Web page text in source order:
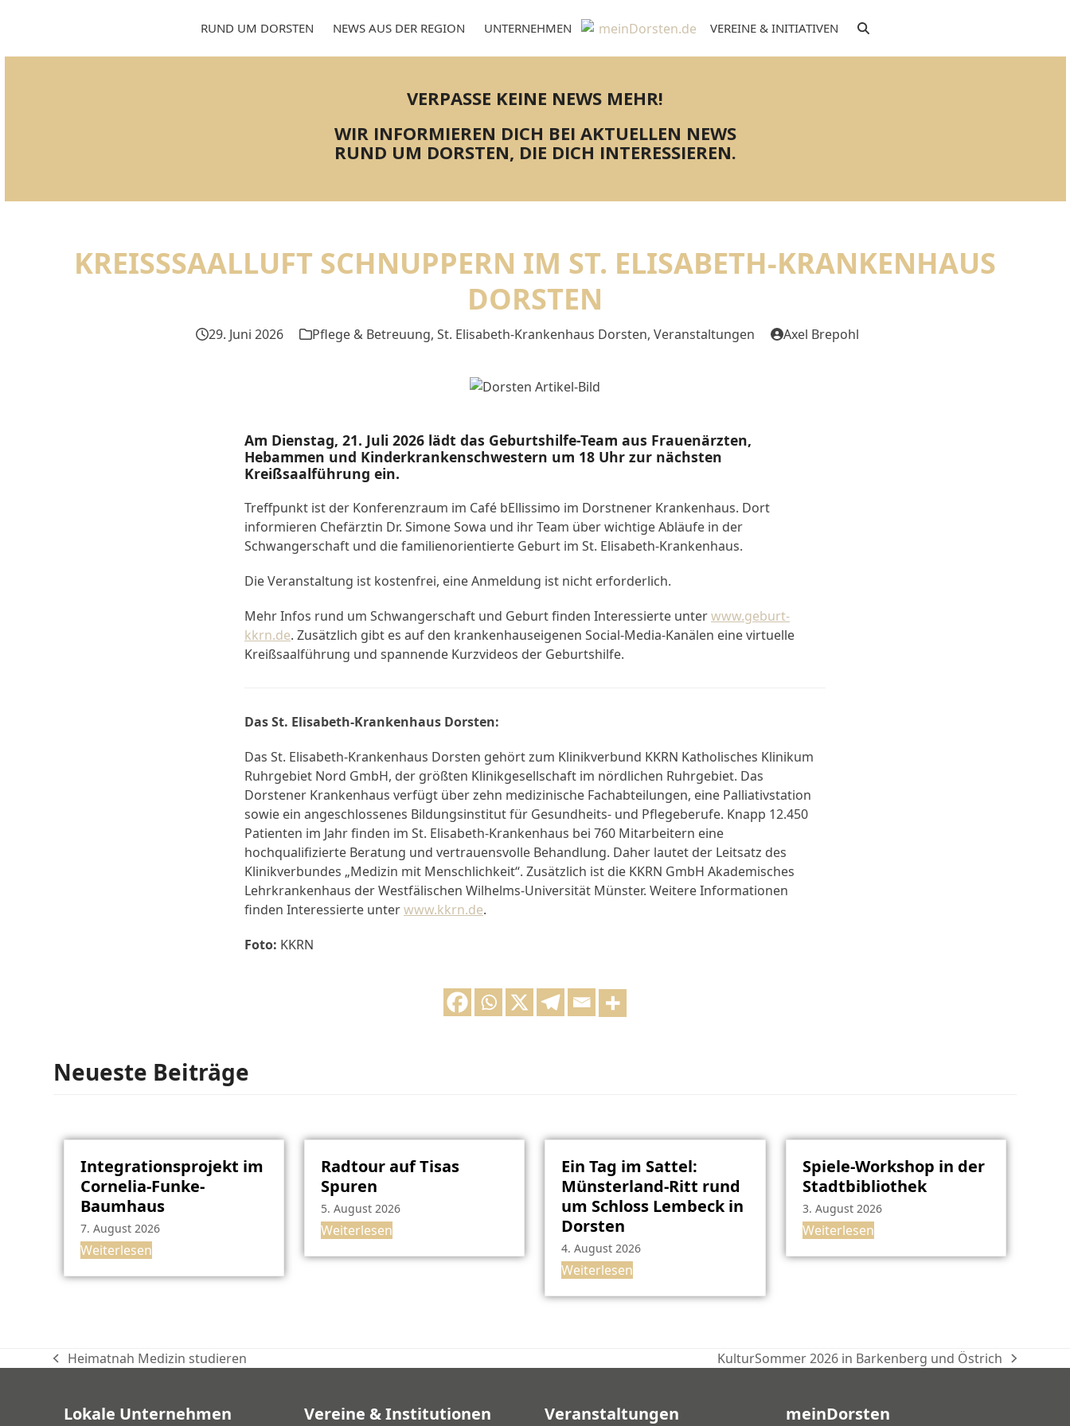
RUND UM DORSTEN NEWS AUS DER REGION UNTERNEHMEN VEREINE & INITIATIVEN
VERPASSE KEINE NEWS MEHR!
WIR INFORMIEREN DICH BEI AKTUELLEN NEWS
RUND UM DORSTEN, DIE DICH INTERESSIEREN.
KREISSSAALLUFT SCHNUPPERN IM ST. ELISABETH-KRANKENHAUS D
ORSTEN
29. Juni 2026 Pflege & Betreuung, St. Elisabeth-Krankenhaus Dorsten, Veranstaltungen Axel Brepohl
Am Dienstag, 21. Juli 2026 lädt das Geburtshilfe-Team aus Frauenärzten,
Hebammen und Kinderkrankenschwestern um 18 Uhr zur nächsten
Kreißsaalführung ein.
Treffpunkt ist der Konferenzraum im Café bEllissimo im Dorstnener Krankenhaus. Dort
informieren Chefärztin Dr. Simone Sowa und ihr Team über wichtige Abläufe in der
Schwangerschaft und die familienorientierte Geburt im St. Elisabeth-Krankenhaus.
Die Veranstaltung ist kostenfrei, eine Anmeldung ist nicht erforderlich.
Mehr Infos rund um Schwangerschaft und Geburt finden Interessierte unterwww.geburt-
kkrn.de. Zusätzlich gibt es auf den krankenhauseigenen Social-Media-Kanälen eine virtuelle
Kreißsaalführung und spannende Kurzvideos der Geburtshilfe.
Das St. Elisabeth-Krankenhaus Dorsten:
Das St. Elisabeth-Krankenhaus Dorsten gehört zum Klinikverbund KKRN Katholisches Klinikum
Ruhrgebiet Nord GmbH, der größten Klinikgesellschaft im nördlichen Ruhrgebiet. Das
Dorstener Krankenhaus verfügt über zehn medizinische Fachabteilungen, eine Palliativstation
sowie ein angeschlossenes Bildungsinstitut für Gesundheits- und Pflegeberufe. Knapp 12.450
Patienten im Jahr finden im St. Elisabeth-Krankenhaus bei 760 Mitarbeitern eine
hochqualifizierte Beratung und vertrauensvolle Behandlung. Daher lautet der Leitsatz des
Klinikverbundes „Medizin mit Menschlichkeit“. Zusätzlich ist die KKRN GmbH Akademisches
Lehrkrankenhaus der Westfälischen Wilhelms-Universität Münster. Weitere Informationen
finden Interessierte unterwww.kkrn.de.
Foto: KKRN
Neueste Beiträge
Integrationsprojekt im
Cornelia-Funke-
Baumhaus
7. August 2026
Weiterlesen
Radtour auf Tisas
Spuren
5. August 2026
Weiterlesen
Ein Tag im Sattel:
Münsterland-Ritt rund
um Schloss Lembeck in
Dorsten
4. August 2026
Weiterlesen
Spiele-Workshop in der
Stadtbibliothek
3. August 2026
Weiterlesen
vorheriger
Heimatnah Medizin studieren
Nächster
KulturSommer 2026 in Barkenberg und Östrich
Lokale Unternehmen Vereine & Institutionen Veranstaltungen meinDorsten